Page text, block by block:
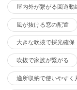
屋内外が繋がる回遊動
風が抜ける窓の配置
大きな吹抜で採光確保
吹抜で家族が繋がる
適所収納で使いやすく